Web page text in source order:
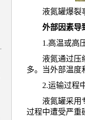
液氮罐爆裂事
外部因素导
1.高温或高
液氮通过压缩
多。当外部温度
2.运输过程中
液氮罐采用专
过程中遭受严重